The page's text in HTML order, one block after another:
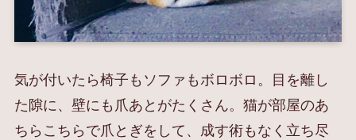
気が付いたら椅子もソファもボロボロ。目を離し
た隙に、壁にも爪あとがたくさん。猫が部屋のあ
ちらこちらで爪とぎをして、成す術もなく立ち尽